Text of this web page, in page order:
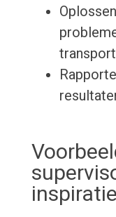
transport
inspiratie